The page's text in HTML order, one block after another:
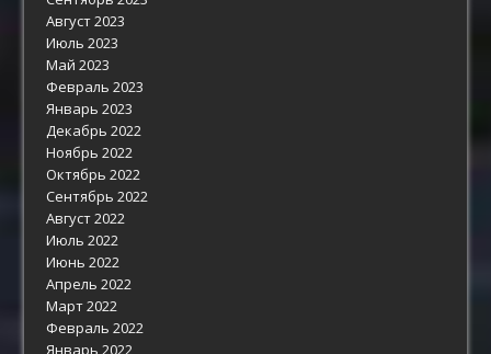
Август 2023
Июль 2023
Май 2023
Февраль 2023
Январь 2023
Декабрь 2022
Ноябрь 2022
Октябрь 2022
Сентябрь 2022
Август 2022
Июль 2022
Июнь 2022
Апрель 2022
Март 2022
Февраль 2022
Январь 2022